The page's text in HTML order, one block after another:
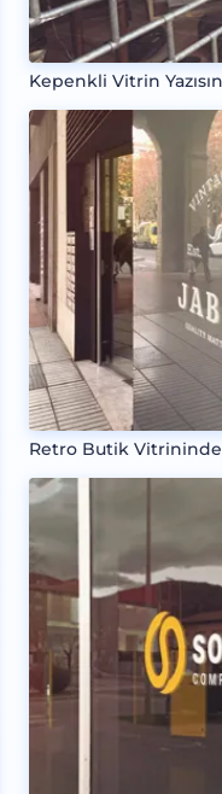
Kepenkli Vitrin
Retro Butik